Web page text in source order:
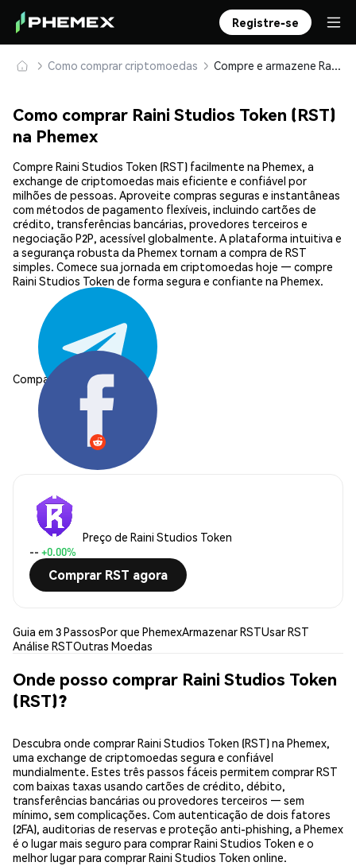
Registre-se
Como comprar criptomoedas Compre e armazene Raini Studios Token (RST) com segurança
Como comprar Raini Studios Token (RST)
na Phemex
Compre Raini Studios Token (RST) facilmente na Phemex, a
exchange de criptomoedas mais eficiente e confiável por
milhões de pessoas. Aproveite compras seguras e instantâneas
com métodos de pagamento flexíveis, incluindo cartões de
crédito, transferências bancárias, provedores terceiros e
negociação P2P, acessível globalmente. A plataforma intuitiva e
a segurança robusta da Phemex tornam a compra de RST
simples. Comece sua jornada em criptomoedas hoje — compre
Raini Studios Token de forma segura e confiante na Phemex.
Compartilhar:
Preço de Raini Studios Token
-- +0.00%
Comprar RST agora
Guia em 3 PassosPor que PhemexArmazenar RSTUsar RST
Análise RSTOutras Moedas
Onde posso comprar Raini Studios Token
(RST)?
Descubra onde comprar Raini Studios Token (RST) na Phemex,
uma exchange de criptomoedas segura e confiável
mundialmente. Estes três passos fáceis permitem comprar RST
com baixas taxas usando cartões de crédito, débito,
transferências bancárias ou provedores terceiros — sem
mínimo, sem complicações. Com autenticação de dois fatores
(2FA), auditorias de reservas e proteção anti-phishing, a Phemex
é o lugar mais seguro para comprar Raini Studios Token e o
melhor lugar para comprar Raini Studios Token online.